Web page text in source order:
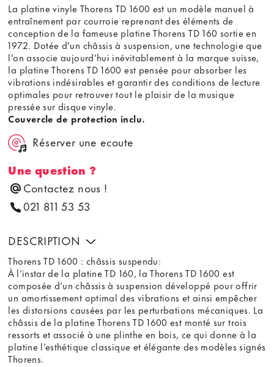
La platine vinyle Thorens TD 1600 est un modèle manuel à
entraînement par courroie reprenant des éléments de
conception de la fameuse platine Thorens TD 160 sortie en
1972. Dotée d'un châssis à suspension, une technologie que
l'on associe aujourd'hui inévitablement à la marque suisse,
la platine Thorens TD 1600 est pensée pour absorber les
vibrations indésirables et garantir des conditions de lecture
optimales pour retrouver tout le plaisir de la musique
pressée sur disque vinyle.
Couvercle de protection inclu.
Réserver une ecoute
Une question ?
Contactez nous !
021 811 53 53
DESCRIPTION
Thorens TD 1600 : châssis suspendu:
À l’instar de la platine TD 160, la Thorens TD 1600 est
composée d’un châssis à suspension développé pour offrir
un amortissement optimal des vibrations et ainsi empêcher
les distorsions causées par les perturbations mécaniques. La
châssis de la platine Thorens TD 1600 est monté sur trois
ressorts et associé à une plinthe en bois, ce qui donne à la
platine l’esthétique classique et élégante des modèles signés
Thorens.